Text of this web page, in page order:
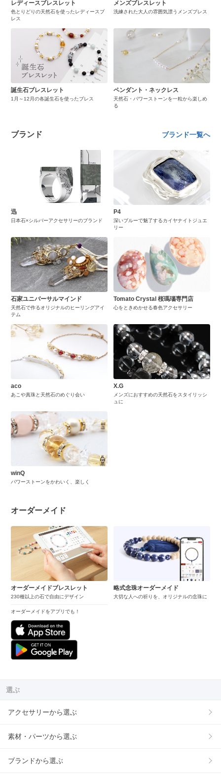
レディースブレスレット
色とりどりの天然石を使ったレディースブ
レス
メンズブレスレット
洗練された大人の雰囲気漂うメンズブレス
誕生石ブレスレット
1月～12月の各誕生石を使ったブレス
ペンダント・ネックレス
天然石・パワーストーンを一粒から楽しめ
る
ブランド ブランド一覧へ
迅
日本石×シルバーアクセサリーのブランド
P4
深いブルーで魅了するカイヤナイトジュエ
リー
石家ユニバーサルマインド
天然石で作るオリジナルのヒーリングアイ
テム
Tomato Crystal 桜瑪瑙専門店
心をときめかせる春色アクセサリー
aco
あこや真珠と天然石のめぐり会い
X.G
メンズにおすすめの天然石をスタイリッシ
ュに
winQ
パワーストーンをかわいく、楽しく
オーダーメイド
オーダーメイドブレスレット
230種以上の石で自由にデザイン
オーダーメイドをアプリでも！
略式念珠オーダーメイド
大切な人への祈りを、オリジナルの念珠に
選ぶ
アクセサリーから選ぶ
素材・パーツから選ぶ
ブランドから選ぶ